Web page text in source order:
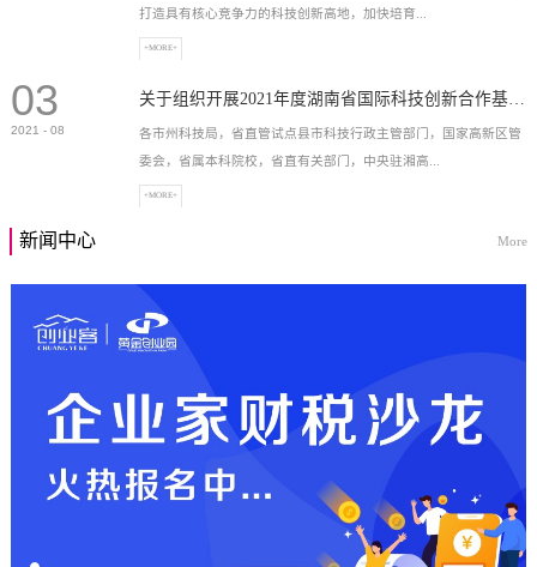
打造具有核心竞争力的科技创新高地，加快培育...
高新技术企业，充分...
+MORE+
03
2021 - 08
关于组织开展2021年度湖南省国际科技创新合作基地申报工作的通知
各市州科技局，省直管试点县市科技行政主管部门，国家高新区管
委会，省属本科院校，省直有关部门，中央驻湘高...
+MORE+
新闻中心 More